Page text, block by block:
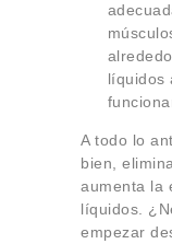
líquidos
A todo lo
bien,
aumenta la
líquidos.
empezar